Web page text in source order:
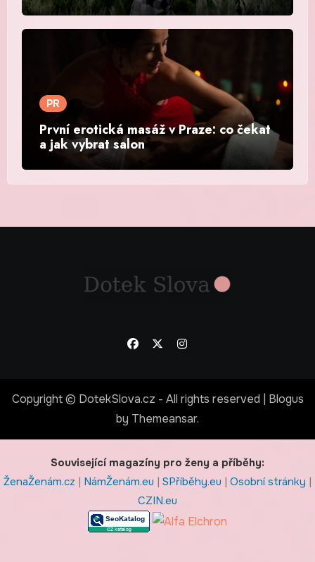
PR
První erotická masáž v Praze: co čekat
a jak vybrat salon
Copyright © DotekSlova.cz - All rights reserved
Blogus
by Themeansar.
Související magazíny pro ženy a příběhy:
ŽenaŽenám.cz | NámŽenám.eu | SPříběhy.eu | Osobní stránky |
CZIN.eu